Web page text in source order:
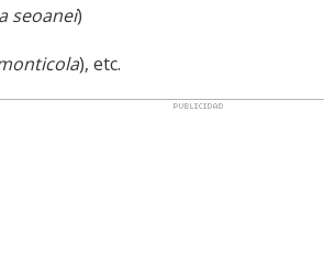
seoanei)
), etc.